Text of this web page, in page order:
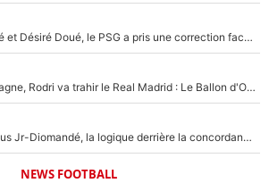
Sans Ousmane Dembélé et Désiré Doué, le PSG a pris une correction face à Majorque : Luis Enrique attend avec impatience des renforts !
Coup de théâtre en Espagne, Rodri va trahir le Real Madrid : Le Ballon d'Or a choisi de signer au FC Barcelone !
Mercato Analyse : Vincius Jr-Diomandé, la logique derrière la concordance des temps
NEWS FOOTBALL